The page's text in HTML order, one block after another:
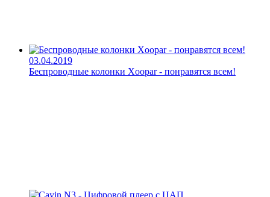
03.04.2019
Беспроводные колонки Xoopar - понравятся всем!